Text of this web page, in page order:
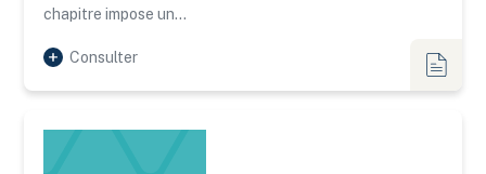
chapitre impose un…
Consulter
Fiches